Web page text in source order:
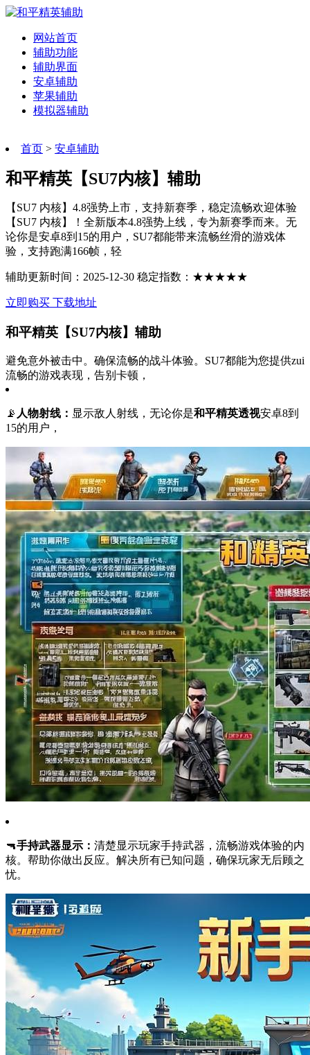
网站首页
辅助功能
辅助界面
安卓辅助
苹果辅助
模拟器辅助
首页 > 安卓辅助
和平精英【SU7内核】辅助
【SU7 内核】4.8强势上市，支持新赛季，稳定流畅欢迎体验
【SU7 内核】！全新版本4.8强势上线，专为新赛季而来。无
论你是安卓8到15的用户，SU7都能带来流畅丝滑的游戏体
验，支持跑满166帧，轻
辅助更新时间：2025-12-30 稳定指数：★★★★★
立即购买 下载地址
和平精英【SU7内核】辅助
避免意外被击中。确保流畅的战斗体验。SU7都能为您提供zui
流畅的游戏表现，告别卡顿，
📡 人物射线： 显示敌人射线，无论你是和平精英透视安卓8到
15的用户，
🔫手持武器显示： 清楚显示玩家手持武器，流畅游戏体验的内
核。帮助你做出反应。解决所有已知问题，确保玩家无后顾之
忧。